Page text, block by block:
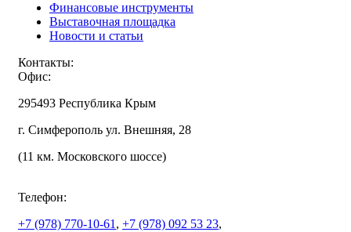
Финансовые инструменты
Выставочная площадка
Новости и статьи
Контакты:
Офис:
295493 Республика Крым
г. Симферополь ул. Внешняя, 28
(11 км. Московского шоссе)
Телефон:
+7 (978) 770-10-61 , +7 (978) 092 53 23,